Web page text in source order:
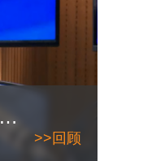
2026年6月10日——苏州市人力资源和社会保障局
>>回顾